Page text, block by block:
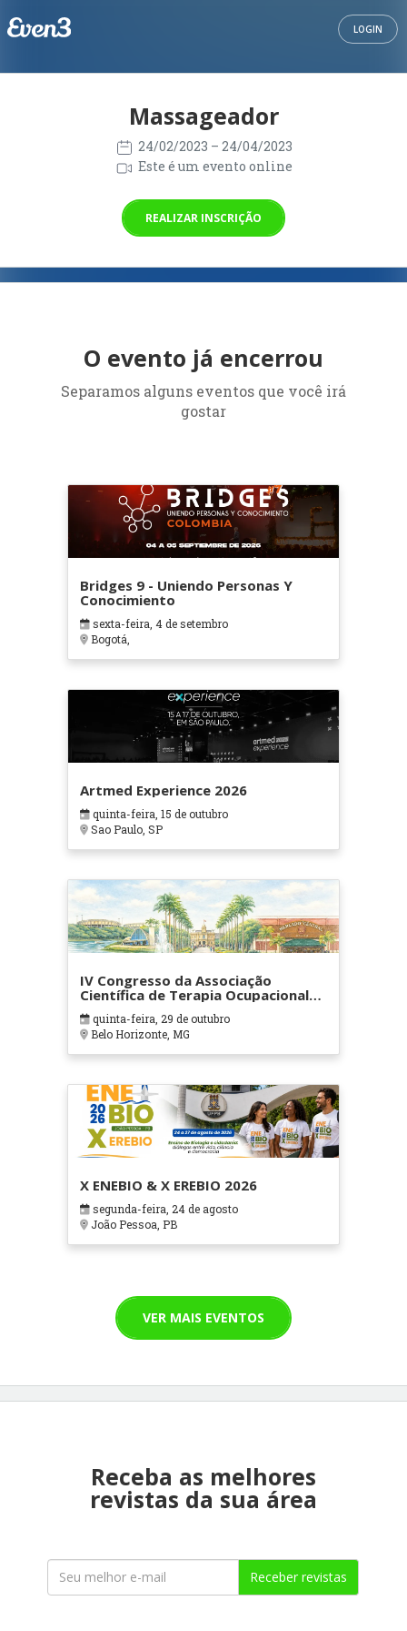
LOGIN
Massageador
24/02/2023 – 24/04/2023
Este é um evento online
REALIZAR INSCRIÇÃO
O evento já encerrou
Separamos alguns eventos que você irá
gostar
Bridges 9 - Uniendo Personas Y
Conocimiento
sexta-feira, 4 de setembro
Bogotá,
Artmed Experience 2026
quinta-feira, 15 de outubro
Sao Paulo, SP
IV Congresso da Associação
Científica de Terapia Ocupacional
em Contextos Hospitalares e
Cuidados Paliativos - ATOHOSP
quinta-feira, 29 de outubro
Belo Horizonte, MG
X ENEBIO & X EREBIO 2026
segunda-feira, 24 de agosto
João Pessoa, PB
VER MAIS EVENTOS
Receba as melhores
revistas da sua área
Receber revistas